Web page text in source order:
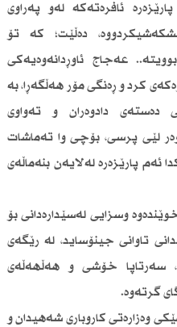
ئافرەتەکە لەو پەراوی
دەڵێت؛ کە تۆ
عەجاج ئاوڕدانەوەیەکی
کرد و ڕەنگی مۆر هەڵگەڕا، بە
دەستەی دادوەران و تەواوی
لێی پرسی، بۆچی وا تەماشات
ئەم پارێزەرە لەلایەن بنەماڵەی
وسزایی لەسێدارەدانی بۆ
تاوانی جینۆساید، لە رێگەی
سەرتاپا خۆشی و هەڵهەڵەی
گرتەوە.
وەزارەتی کاروباری شەهیدان و